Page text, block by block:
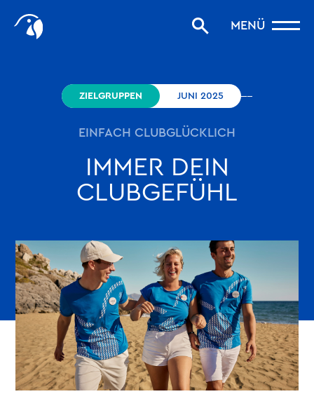
MENÜ
Start
Storys filtern
robinson.com
ZIELGRUPPEN JUNI 2025
EINFACH CLUBGLÜCKLICH
IMMER DEIN
CLUBGEFÜHL